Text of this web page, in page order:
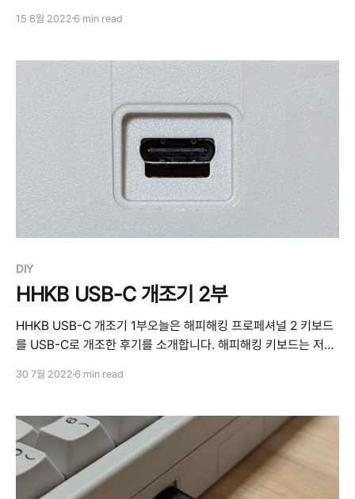
인데요. 딱 하나의 단점을 꼽자면 커넥터로 USB 커넥터로 Mini-B
아무래도 영 불편해서 이번에 Type C 커넥터로 개조하는 작업을
진행해보았습니다.
15 8월 2022 6 min read
DIY
HHKB USB-C 개조기 2부
HHKB USB-C 개조기 1부오늘은 해피해킹 프로페셔널 2 키보드
를 USB-C로 개조한 후기를 소개합니다. 해피해킹 키보드는 저도
자면 커넥터로 USB 커넥터로 Mini-B 커넥터를 사용한다는 것입
번에 Type C 커넥터로 개조하는 작업을 진행해보았습니다. ※ 이
작업은 다음
30 7월 2022 6 min read